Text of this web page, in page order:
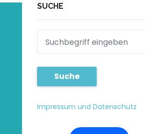
SUCHE
Suche
Impressum und Datenschutz